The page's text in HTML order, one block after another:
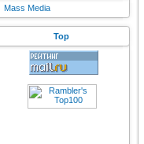
Mass Media
Top